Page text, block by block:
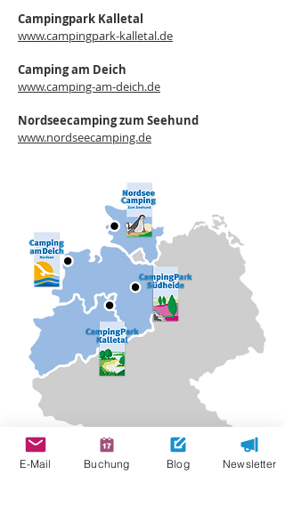
Campingpark Kalletal
www.campingpark-kalletal.de
Camping am Deich
www.camping-am-deich.de
Nordseecamping zum Seehund
www.nordseecamping.de
E-Mail Buchung Blog Newsletter